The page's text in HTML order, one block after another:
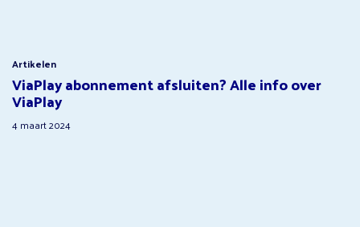
Artikelen
ViaPlay abonnement afsluiten? Alle info over
ViaPlay
4 maart 2024